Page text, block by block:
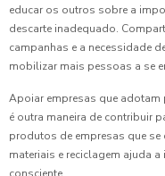
educar os outros sobre a
descarte inadequado.
campanhas e a necessidade
mobilizar mais pessoas a se
Apoiar empresas que adotam
é outra maneira de contribuir
produtos de empresas que
materiais e reciclagem ajuda